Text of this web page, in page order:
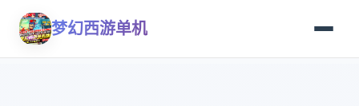
梦幻西游单机